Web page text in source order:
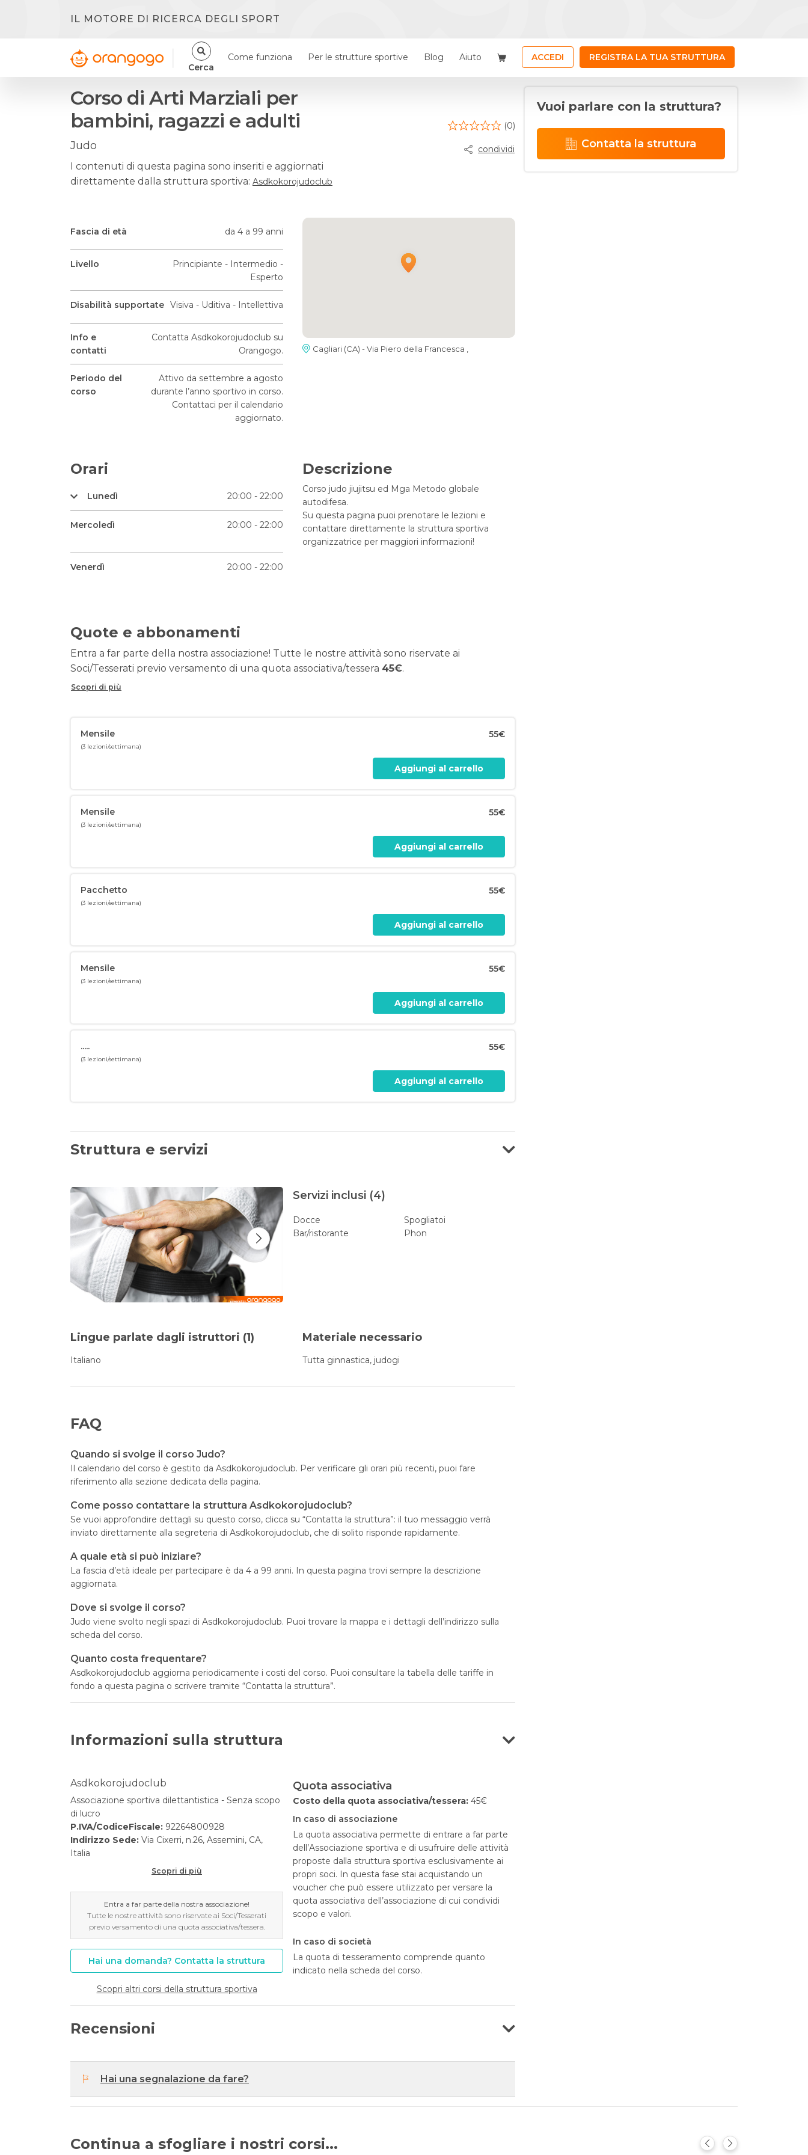
IL MOTORE DI RICERCA DEGLI SPORT
Cerca
Come funziona Per le strutture sportive Blog Aiuto ACCEDI REGISTRA LA TUA STRUTTURA
Corso di Arti Marziali per
bambini, ragazzi e adulti
Judo
I contenuti di questa pagina sono inseriti e aggiornati
direttamente dalla struttura sportiva: Asdkokorojudoclub
(0)
condividi
Fascia di età da 4 a 99 anni
Livello
Principiante - Intermedio -
Esperto
Disabilità supportate Visiva - Uditiva - Intellettiva
Info e
contatti
Contatta Asdkokorojudoclub su
Orangogo.
Periodo del
corso
Attivo da settembre a agosto
durante l’anno sportivo in corso.
Contattaci per il calendario
aggiornato.
Cagliari (CA) - Via Piero della Francesca ,
Orari
Lunedì 20:00 - 22:00
Mercoledì 20:00 - 22:00
Venerdì 20:00 - 22:00
Descrizione
Corso judo jiujitsu ed Mga Metodo globale
autodifesa.
Su questa pagina puoi prenotare le lezioni e
contattare direttamente la struttura sportiva
organizzatrice per maggiori informazioni!
Quote e abbonamenti
Entra a far parte della nostra associazione! Tutte le nostre attività sono riservate ai
Soci/Tesserati previo versamento di una quota associativa/tessera 45€.
Scopri di più
Mensile
(3 lezioni/settimana)
55€
Aggiungi al carrello
Mensile
(3 lezioni/settimana)
55€
Aggiungi al carrello
Pacchetto
(3 lezioni/settimana)
55€
Aggiungi al carrello
Mensile
(3 lezioni/settimana)
55€
Aggiungi al carrello
.....
(3 lezioni/settimana)
55€
Aggiungi al carrello
Struttura e servizi
Servizi inclusi (4)
Docce
Spogliatoi
Bar/ristorante
Phon
Lingue parlate dagli istruttori (1)
Italiano
Materiale necessario
Tutta ginnastica, judogi
FAQ
Quando si svolge il corso Judo?
Il calendario del corso è gestito da Asdkokorojudoclub. Per verificare gli orari più recenti, puoi fare
riferimento alla sezione dedicata della pagina.
Come posso contattare la struttura Asdkokorojudoclub?
Se vuoi approfondire dettagli su questo corso, clicca su “Contatta la struttura”: il tuo messaggio verrà
inviato direttamente alla segreteria di Asdkokorojudoclub, che di solito risponde rapidamente.
A quale età si può iniziare?
La fascia d’età ideale per partecipare è da 4 a 99 anni. In questa pagina trovi sempre la descrizione
aggiornata.
Dove si svolge il corso?
Judo viene svolto negli spazi di Asdkokorojudoclub. Puoi trovare la mappa e i dettagli dell’indirizzo sulla
scheda del corso.
Quanto costa frequentare?
Asdkokorojudoclub aggiorna periodicamente i costi del corso. Puoi consultare la tabella delle tariffe in
fondo a questa pagina o scrivere tramite “Contatta la struttura”.
Informazioni sulla struttura
Asdkokorojudoclub
Associazione sportiva dilettantistica - Senza scopo
di lucro
P.IVA/CodiceFiscale: 92264800928
Indirizzo Sede: Via Cixerri, n.26, Assemini, CA,
Italia
Scopri di più
Entra a far parte della nostra associazione!
Tutte le nostre attività sono riservate ai Soci/Tesserati
previo versamento di una quota associativa/tessera.
Hai una domanda? Contatta la struttura
Scopri altri corsi della struttura sportiva
Quota associativa
Costo della quota associativa/tessera: 45€
In caso di associazione
La quota associativa permette di entrare a far parte
dell’Associazione sportiva e di usufruire delle attività
proposte dalla struttura sportiva esclusivamente ai
propri soci. In questa fase stai acquistando un
voucher che può essere utilizzato per versare la
quota associativa dell’associazione di cui condividi
scopo e valori.
In caso di società
La quota di tesseramento comprende quanto
indicato nella scheda del corso.
Recensioni
Hai una segnalazione da fare?
Vuoi parlare con la struttura?
Contatta la struttura
Continua a sfogliare i nostri corsi...